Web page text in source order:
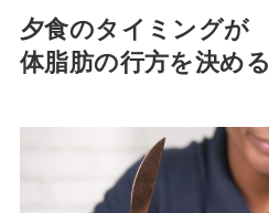
夕食のタイミングが
体脂肪の行方を決める